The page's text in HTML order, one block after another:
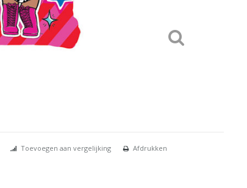
Toevoegen aan vergelijking Afdrukken